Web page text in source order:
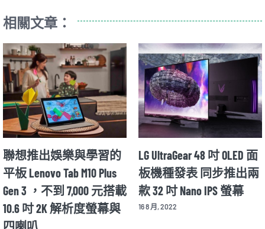
相關文章：
聯想推出娛樂與學習的
平板 Lenovo Tab M10 Plus
Gen 3 ，不到 7,000 元搭載
10.6 吋 2K 解析度螢幕與
四喇叭
LG UltraGear 48 吋 OLED 面
板機種發表 同步推出兩
款 32 吋 Nano IPS 螢幕
16 8 月, 2022